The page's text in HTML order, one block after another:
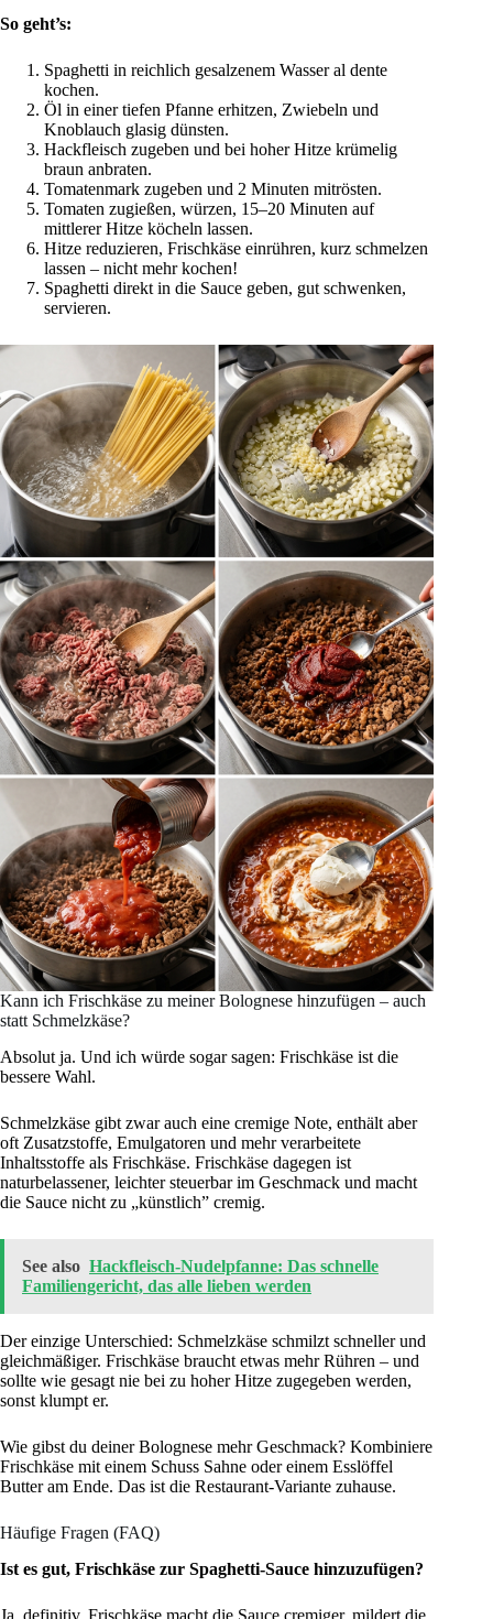
So geht’s:
Spaghetti in reichlich gesalzenem Wasser al dente
kochen.
Öl in einer tiefen Pfanne erhitzen, Zwiebeln und
Knoblauch glasig dünsten.
Hackfleisch zugeben und bei hoher Hitze krümelig
braun anbraten.
Tomatenmark zugeben und 2 Minuten mitrösten.
Tomaten zugießen, würzen, 15–20 Minuten auf
mittlerer Hitze köcheln lassen.
Hitze reduzieren, Frischkäse einrühren, kurz schmelzen
lassen – nicht mehr kochen!
Spaghetti direkt in die Sauce geben, gut schwenken,
servieren.
Kann ich Frischkäse zu meiner Bolognese hinzufügen – auch
statt Schmelzkäse?
Absolut ja. Und ich würde sogar sagen: Frischkäse ist die
bessere Wahl.
Schmelzkäse gibt zwar auch eine cremige Note, enthält aber
oft Zusatzstoffe, Emulgatoren und mehr verarbeitete
Inhaltsstoffe als Frischkäse. Frischkäse dagegen ist
naturbelassener, leichter steuerbar im Geschmack und macht
die Sauce nicht zu „künstlich” cremig.
See also Hackfleisch-Nudelpfanne: Das schnelle
Familiengericht, das alle lieben werden
Der einzige Unterschied: Schmelzkäse schmilzt schneller und
gleichmäßiger. Frischkäse braucht etwas mehr Rühren – und
sollte wie gesagt nie bei zu hoher Hitze zugegeben werden,
sonst klumpt er.
Wie gibst du deiner Bolognese mehr Geschmack? Kombiniere
Frischkäse mit einem Schuss Sahne oder einem Esslöffel
Butter am Ende. Das ist die Restaurant-Variante zuhause.
Häufige Fragen (FAQ)
Ist es gut, Frischkäse zur Spaghetti-Sauce hinzuzufügen?
Ja, definitiv. Frischkäse macht die Sauce cremiger, mildert die